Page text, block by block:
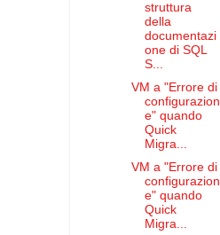
struttura
della
documentazi
one di SQL
S...
VM a "Errore di
configurazion
e" quando
Quick
Migra...
VM a "Errore di
configurazion
e" quando
Quick
Migra...